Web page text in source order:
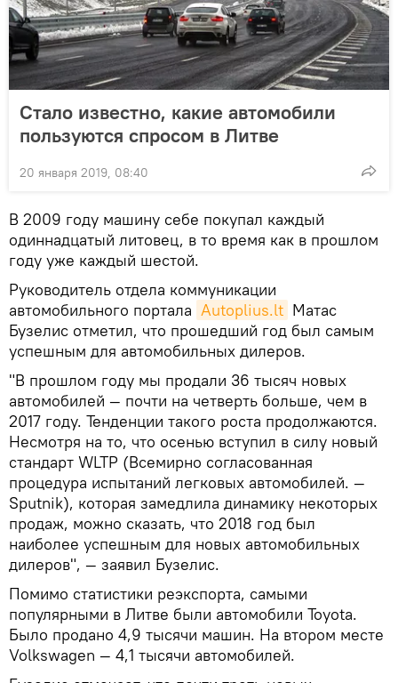
Стало известно, какие автомобили
пользуются спросом в Литве
20 января 2019, 08:40
В 2009 году машину себе покупал каждый
одиннадцатый литовец, в то время как в прошлом
году уже каждый шестой.
Руководитель отдела коммуникации
автомобильного портала Autoplius.lt Матас
Бузелис отметил, что прошедший год был самым
успешным для автомобильных дилеров.
"В прошлом году мы продали 36 тысяч новых
автомобилей — почти на четверть больше, чем в
2017 году. Тенденции такого роста продолжаются.
Несмотря на то, что осенью вступил в силу новый
стандарт WLTP (Всемирно согласованная
процедура испытаний легковых автомобилей. —
Sputnik), которая замедлила динамику некоторых
продаж, можно сказать, что 2018 год был
наиболее успешным для новых автомобильных
дилеров", — заявил Бузелис.
Помимо статистики реэкспорта, самыми
популярными в Литве были автомобили Toyota.
Было продано 4,9 тысячи машин. На втором месте
Volkswagen — 4,1 тысячи автомобилей.